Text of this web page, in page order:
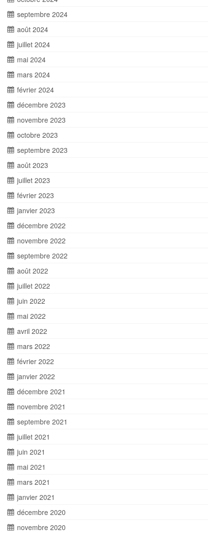
septembre 2024
août 2024
juillet 2024
mai 2024
mars 2024
février 2024
décembre 2023
novembre 2023
octobre 2023
septembre 2023
août 2023
juillet 2023
février 2023
janvier 2023
décembre 2022
novembre 2022
septembre 2022
août 2022
juillet 2022
juin 2022
mai 2022
avril 2022
mars 2022
février 2022
janvier 2022
décembre 2021
novembre 2021
septembre 2021
juillet 2021
juin 2021
mai 2021
mars 2021
janvier 2021
décembre 2020
novembre 2020